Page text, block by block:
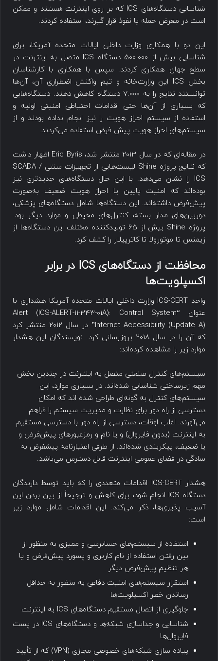
شناسایی دستگاه‌های ICS که بر روی اینترنت هستند و ممکن
است در معرض حمله یا نفوذ قرار گیرند، استفاده کردند.
این دو با همکاری وزارت داخلی ایالات متحده آمریکا، برای
شناسایی بیش از 500.000 دستگاه ICS متصل به اینترنت در
سطح جهان همکاری کردند. سپس با همکاری با کارشناسان
بخش ICS این وزارت‌خانه و تیم واکنش اضطراری آن، آن‌ها
توانستند نتایج را به 7.000 دستگاه کاهش دهند. دستگاه‌هایی
که بسیاری از آن‌ها حتی اقدامات احتیاطی امنیتی اولیه و
استفاده از سیستم احراز هویت را نیز انجام نداده بودند و از
سیستم‌های احراز هویت پیش فرض استفاده می‌کردند.
در مقاله‌ای که در سال 2013 منتشر شد، Eric Byris اظهار داشت
که نتایج پروژه Shine لیست‌هایی از تجهیزات سنتی SCADA /
ICS را نشان می‌دهد. با این حال دستگاه‌های جدیدتری نیز
بوده‌اند که امنیت پایین یا احراز هویت ضعیف به‌صورت
پیش‌فرض داشته‌اند. این دستگاه‌ها شامل دستگاه‌های پزشکی،
دوربین‌های مدار بسته، کنترل‌های محیطی و موارد دیگر بود.
پروژه Shine بیش از 65 تولیدکننده مختلف این دستگاه‌ها از
زیمنس تا موتورولا تا کاترپیلار را کشف کرد.
محافظت از دستگاه‌های ICS در برابر
اکسپلویت‌ها
واحد ICS-CERT وزارت داخلی ایالات متحده آمریکا هشداری با
عنوان “Alert (ICS-ALERT-11-343-01A): Control System
Internet Accessibility (Update A)” در سال 2012 منتشر کرد
که آن را در سال 2018 بروزرسانی کرد. نویسندگان این هشدار
موارد زیر را مشاهده کرده‌اند:
سیستم‌های کنترل صنعتی متصل به اینترنت در چندین بخش
مهم زیرساختی شناسایی شده‌اند. در بسیاری موارد، این
سیستم‌های کنترل به گونه‌ای طراحی شده اند که امکان
دسترسی از راه دور برای نظارت و مدیریت سیستم را فراهم
می‌آورند. اغلب اوقات، دسترسی از راه دور با دسترسی مستقیم
به اینترنت (بدون فایروال) و یا نام و رمزعبورهای پیش‌فرض و
یا ضعیف، پیکربندی شده‌اند. از طرفی اعتبارنامه پیشفرض به
سادگی در فضای عمومی اینترنت قابل دسترس می‌باشد.
هشدار ICS-CERT اقدامات متعددی را که باید توسط دارندگان
دستگاه ICS انجام شود، برای کاهش و ترجیحاً از بین بردن این
آسیب پذیری‌ها، ذکر می‌کند. این اقدامات شامل موارد زیر
است:
استفاده از سیستم‌های حسابرسی و ممیزی به منظور از
بین رفتن استفاده از نام کاربری و پسورد پیش‌فرض و یا
هر تنظیم پیش‌فرض دیگر
استقرار سیستم‌های امنیت دفاعی به منظور به حداقل
رساندن خطر اکسپلویت‌ها
جلوگیری از اتصال مستقیم دستگاه‌های ICS به اینترنت
شناسایی و جداسازی شبکه‌ها و دستگاه‌های ICS در پست
فایروال‌ها
پیاده سازی شبکه‌های خصوصی مجازی (VPN) که از تأیید